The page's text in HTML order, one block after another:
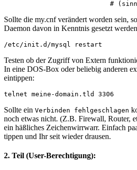
#
Sollte die my.cnf verändert worden sein,
Daemon davon in Kenntnis gesetzt
/etc/init.d/mysql restart
Testen ob der Zugriff von Extern
In eine DOS-Box oder beliebig anderen
eintippen:
telnet meine-domain.tld 3306
Sollte ein Verbinden fehlgeschlagen
noch etwas nicht. (Z.B. Firewall, Router,
ein häßliches Zeichenwirrwarr. Einfach
tippen und Ihr seit wieder drausen.
2. Teil (User-Berechtigung):